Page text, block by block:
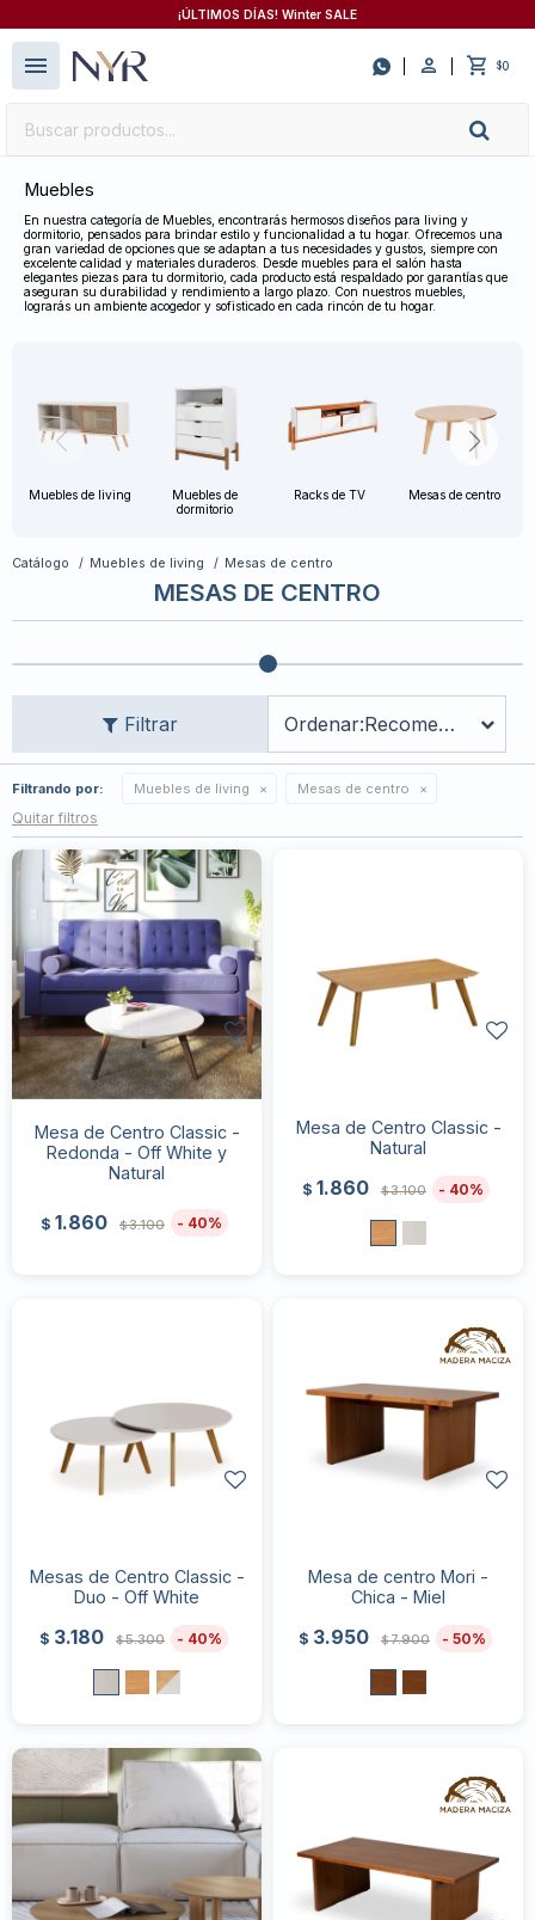
¡ÚLTIMOS DÍAS! Winter SALE
 $0
menu
Muebles
En nuestra categoría de Muebles, encontrarás hermosos diseños para living y
dormitorio, pensados para brindar estilo y funcionalidad a tu hogar. Ofrecemos una
gran variedad de opciones que se adaptan a tus necesidades y gustos, siempre con
excelente calidad y materiales duraderos. Desde muebles para el salón hasta
elegantes piezas para tu dormitorio, cada producto está respaldado por garantías que
aseguran su durabilidad y rendimiento a largo plazo. Con nuestros muebles,
lograrás un ambiente acogedor y sofisticado en cada rincón de tu hogar.
Muebles de living
Muebles de
dormitorio
Racks de TV Mesas de centro
Catálogo Muebles de living Mesas de centro
MESAS DE CENTRO
Recomendados
Filtrando por: Muebles de living Mesas de centro
Quitar filtros
Mesa de Centro Classic -
Redonda - Off White y
Natural
$ 1.860 $3.100 40
Mesa de Centro Classic -
Natural
$ 1.860 $3.100 40
Mesas de Centro Classic -
Duo - Off White
$ 3.180 $5.300 40
Mesa de centro Mori -
Chica - Miel
$ 3.950 $7.900 50
close